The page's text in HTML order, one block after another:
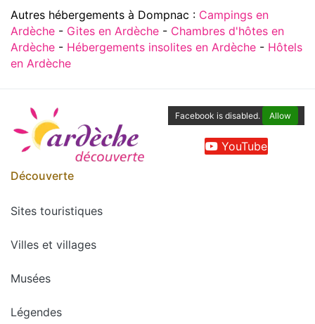
Autres hébergements à Dompnac : Campings en
Ardèche - Gites en Ardèche - Chambres d'hôtes en
Ardèche - Hébergements insolites en Ardèche - Hôtels
en Ardèche
Facebook is disabled. Allow
YouTube
Découverte
Sites touristiques
Villes et villages
Musées
Légendes